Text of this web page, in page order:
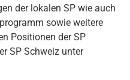
der lokalen SP wie auch
sowie weitere
Positionen der SP
SP Schweiz unter